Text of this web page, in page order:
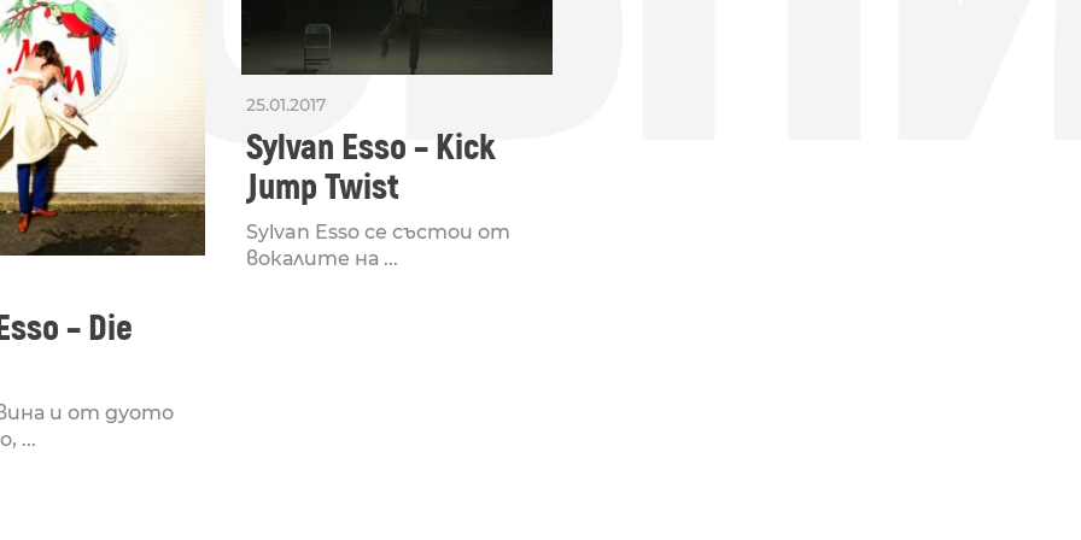
– Die
и от дуото
...
25.01.2017
Sylvan Esso – Kick
Jump Twist
Sylvan Esso се състои от
вокалите на ...